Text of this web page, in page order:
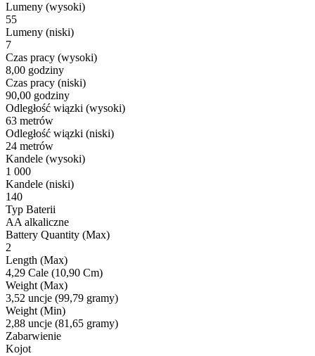
Lumeny (wysoki)
55
Lumeny (niski)
7
Czas pracy (wysoki)
8,00 godziny
Czas pracy (niski)
90,00 godziny
Odległość wiązki (wysoki)
63 metrów
Odległość wiązki (niski)
24 metrów
Kandele (wysoki)
1 000
Kandele (niski)
140
Typ Baterii
AA alkaliczne
Battery Quantity (Max)
2
Length (Max)
4,29 Cale (10,90 Cm)
Weight (Max)
3,52 uncje (99,79 gramy)
Weight (Min)
2,88 uncje (81,65 gramy)
Zabarwienie
Kojot